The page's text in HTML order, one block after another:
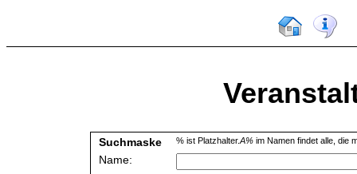
Suchmaske % ist Platzhalter.A% im Namen findet alle, die
Name: